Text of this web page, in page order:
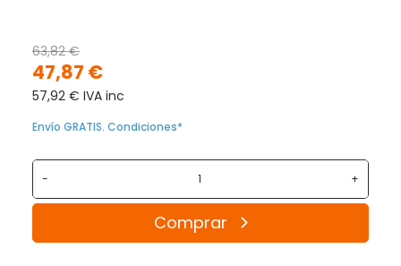
47,87 €
63,82 €
57,92 € IVA inc
Envío GRATIS. Condiciones*
- +
Comprar